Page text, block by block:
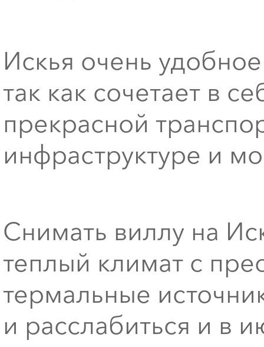
Искья очень
так как сочетает в
прекрасной
инфраструктуре и
Снимать виллу на
теплый климат с
термальные
и расслабиться и в